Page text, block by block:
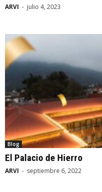
ARVI - julio 4, 2023
Blog
El Palacio de Hierro
ARVI - septiembre 6, 2022